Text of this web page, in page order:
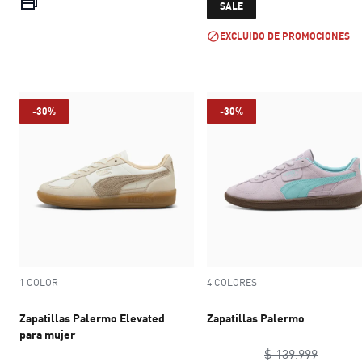
SALE
EXCLUIDO DE PROMOCIONES
-30%
1 COLOR
Zapatillas Palermo Elevated
para mujer
-30%
4 COLORES
Zapatillas Palermo
$ 139.999original